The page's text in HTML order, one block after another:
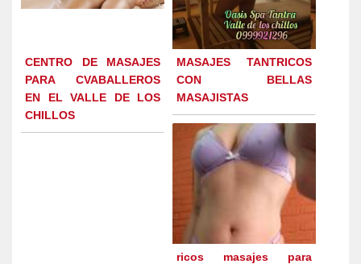
CENTRO DE MASAJES
PARA CVABALLEROS
EN EL VALLE DE LOS
CHILLOS
MASAJES TANTRICOS
CON BELLAS
MASAJISTAS
ricos masajes para